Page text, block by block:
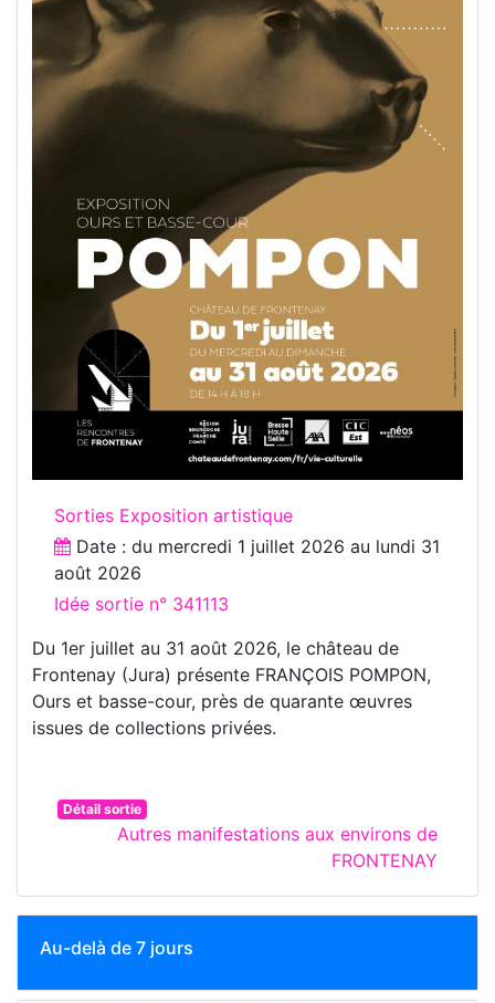
Sorties Exposition artistique
Date : du mercredi 1 juillet 2026 au lundi 31
août 2026
Idée sortie n° 341113
Du 1er juillet au 31 août 2026, le château de
Frontenay (Jura) présente FRANÇOIS POMPON,
Ours et basse-cour, près de quarante œuvres
issues de collections privées.
Détail sortie
Autres manifestations aux environs de
FRONTENAY
Au-delà de 7 jours